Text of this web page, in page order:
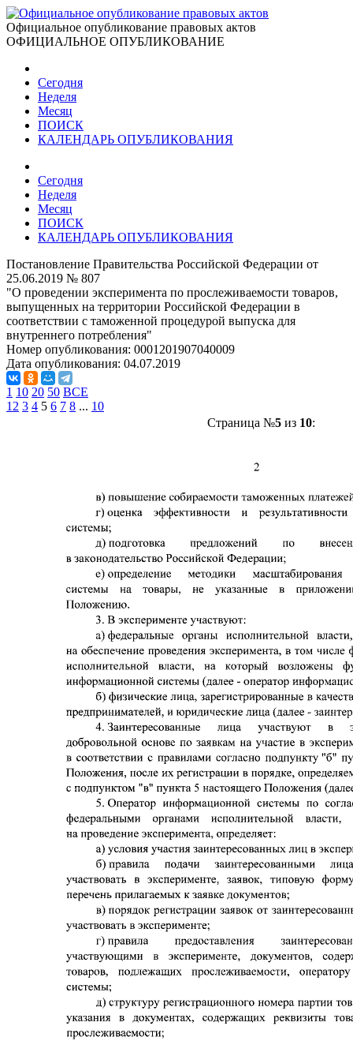
Официальное опубликование правовых актов
ОФИЦИАЛЬНОЕ ОПУБЛИКОВАНИЕ
Сегодня
Неделя
Месяц
ПОИСК
КАЛЕНДАРЬ ОПУБЛИКОВАНИЯ
Сегодня
Неделя
Месяц
ПОИСК
КАЛЕНДАРЬ ОПУБЛИКОВАНИЯ
Постановление Правительства Российской Федерации от
25.06.2019 № 807
"О проведении эксперимента по прослеживаемости товаров,
выпущенных на территории Российской Федерации в
соответствии с таможенной процедурой выпуска для
внутреннего потребления"
Номер опубликования: 0001201907040009
Дата опубликования: 04.07.2019
1 10 20 50 ВСЕ
1 2 3 4 5 6 7 8 ... 10
Страница №5из 10: